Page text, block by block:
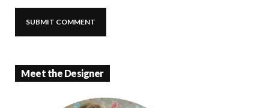
Meet the Designer